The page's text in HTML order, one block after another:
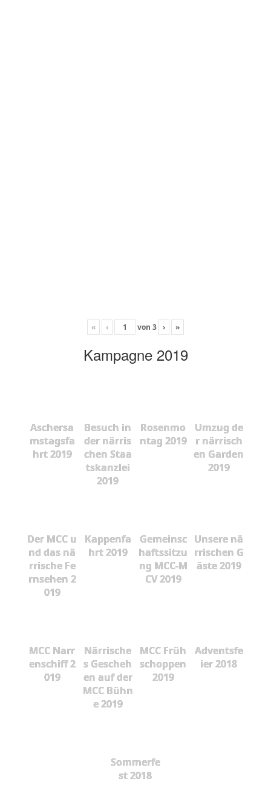
« ‹ von 3 › »
Kampagne 2019
Aschersa
mstagsfa
hrt 2019
Besuch in
der närris
chen Staa
tskanzlei
2019
Rosenmo
ntag 2019
Umzug de
r närrisch
en Garden
2019
Der MCC u
nd das nä
rrische Fe
rnsehen 2
019
Kappenfa
hrt 2019
Gemeinsc
haftssitzu
ng MCC-M
CV 2019
Unsere nä
rrischen G
äste 2019
MCC Narr
enschiff 2
019
Närrische
s Gescheh
en auf der
MCC Bühn
e 2019
MCC Früh
schoppen
2019
Adventsfe
ier 2018
Sommerfe
st 2018